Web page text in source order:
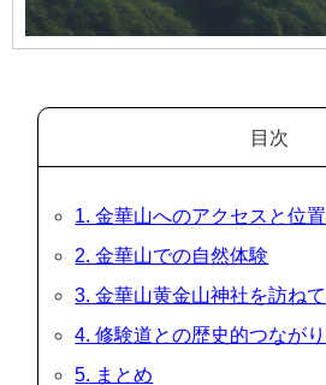
目次
1. 金華山へのアクセスと位置
2. 金華山での自然体験
3. 金華山黄金山神社を訪ねて
4. 修験道との歴史的つながり
5. まとめ